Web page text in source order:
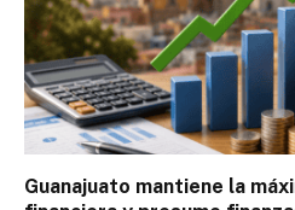
Guanajuato mantiene la